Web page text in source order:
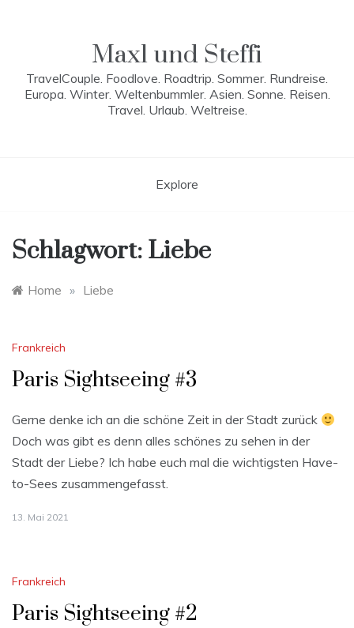
Maxl und Steffi
TravelCouple. Foodlove. Roadtrip. Sommer. Rundreise.
Europa. Winter. Weltenbummler. Asien. Sonne. Reisen.
Travel. Urlaub. Weltreise.
Explore
Schlagwort: Liebe
Home » Liebe
Frankreich
Paris Sightseeing #3
Gerne denke ich an die schöne Zeit in der Stadt zurück
Doch was gibt es denn alles schönes zu sehen in der
Stadt der Liebe? Ich habe euch mal die wichtigsten Have-
to-Sees zusammengefasst.
13. Mai 2021
Frankreich
Paris Sightseeing #2